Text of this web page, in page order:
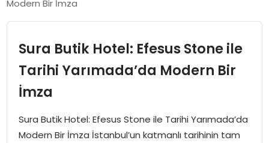
EKONOMI
MAGAZIN
Modern Bir İmza
Sura Butik Hotel: Efesus Stone ile
Tarihi Yarımada’da Modern Bir
İmza
Sura Butik Hotel: Efesus Stone ile Tarihi Yarımada’da
Modern Bir İmza İstanbul’un katmanlı tarihinin tam